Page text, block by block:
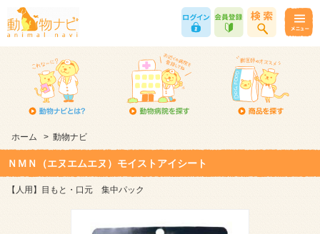
ホーム > 動物ナビ
ＮＭＮ（エヌエムエヌ）モイストアイシート
【人用】目もと・口元 集中パック